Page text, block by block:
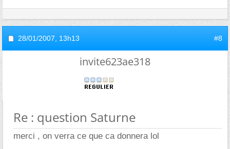
28/01/2007, 13h13 #8
invite623ae318
Re : question Saturne
merci , on verra ce que ca donnera lol